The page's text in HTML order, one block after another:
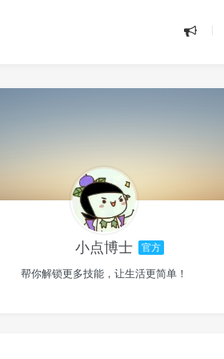
小点博士 官方
帮你解锁更多技能，让生活更简单！